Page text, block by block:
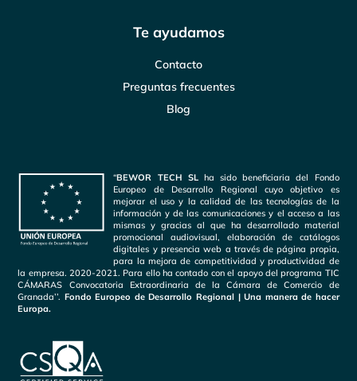
Te ayudamos
Contacto
Preguntas frecuentes
Blog
“BEWOR TECH SLha sido beneficiaria del Fondo
Europeo de Desarrollo Regional cuyo objetivo es
mejorar el uso y la calidad de las tecnologías de la
información y de las comunicaciones y el acceso a las
mismas y gracias al que ha desarrollado material
promocional audiovisual, elaboración de catálogos
digitales y presencia web a través de página propia,
para la mejora de competitividad y productividad de
la empresa. 2020-2021. Para ello ha contado con el apoyo del programa TIC
CÁMARAS Convocatoria Extraordinaria de la Cámara de Comercio de
Granada’’. Fondo Europeo de Desarrollo Regional | Una manera de hacer
Europa.